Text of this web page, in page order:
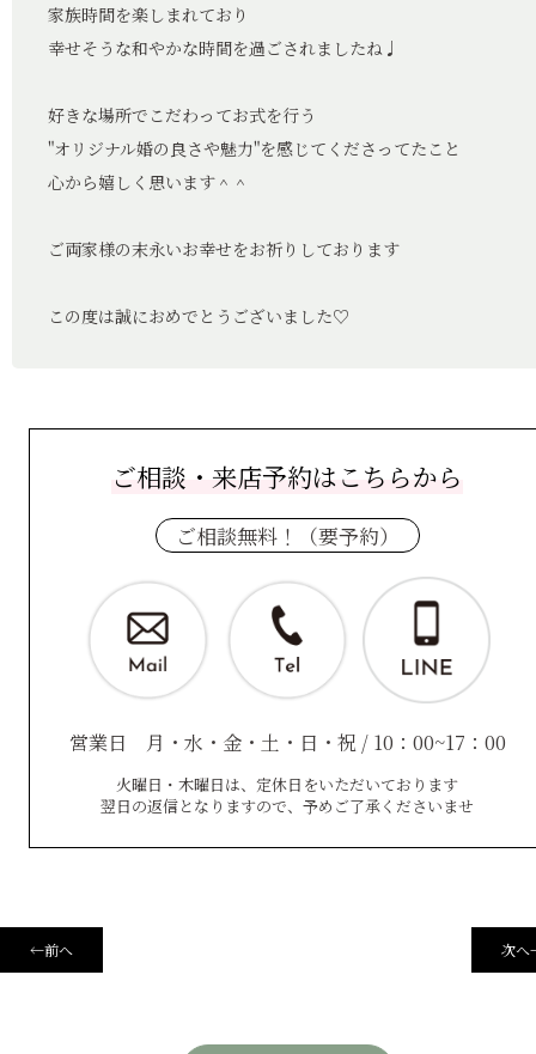
家族時間を楽しまれており
幸せそうな和やかな時間を過ごされましたね♩
好きな場所でこだわってお式を行う
"オリジナル婚の良さや魅力"を感じてくださってたこと
心から嬉しく思います＾＾
ご両家様の末永いお幸せをお祈りしております
この度は誠におめでとうございました♡
ご相談・来店予約はこちらから
ご相談無料！（要予約）
営業日 月・水・金・土・日・祝 / 10：00~17：00
火曜日・木曜日は、定休日をいただいております
翌日の返信となりますので、予めご了承くださいませ
←前へ 次へ